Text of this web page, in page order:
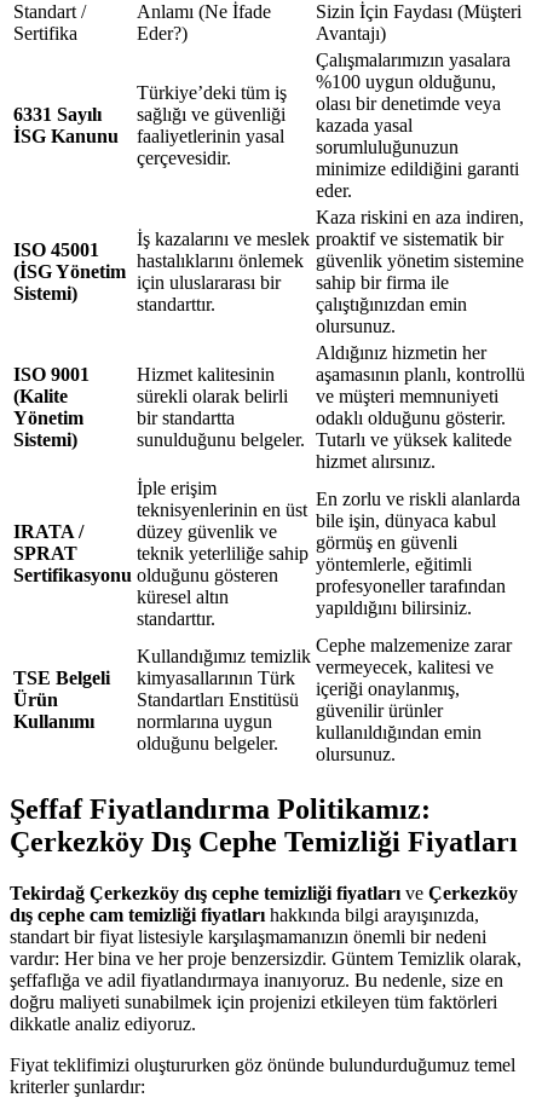
Standart /
Sertifika
Anlamı (Ne İfade
Eder?)
Sizin İçin Faydası (Müşteri
Avantajı)
6331 Sayılı
İSG Kanunu
Türkiye’deki tüm iş
sağlığı ve güvenliği
faaliyetlerinin yasal
çerçevesidir.
Çalışmalarımızın yasalara
%100 uygun olduğunu,
olası bir denetimde veya
kazada yasal
sorumluluğunuzun
minimize edildiğini garanti
eder.
ISO 45001
(İSG Yönetim
Sistemi)
İş kazalarını ve meslek
hastalıklarını önlemek
için uluslararası bir
standarttır.
Kaza riskini en aza indiren,
proaktif ve sistematik bir
güvenlik yönetim sistemine
sahip bir firma ile
çalıştığınızdan emin
olursunuz.
ISO 9001
(Kalite
Yönetim
Sistemi)
Hizmet kalitesinin
sürekli olarak belirli
bir standartta
sunulduğunu belgeler.
Aldığınız hizmetin her
aşamasının planlı, kontrollü
ve müşteri memnuniyeti
odaklı olduğunu gösterir.
Tutarlı ve yüksek kalitede
hizmet alırsınız.
IRATA /
SPRAT
Sertifikasyonu
İple erişim
teknisyenlerinin en üst
düzey güvenlik ve
teknik yeterliliğe sahip
olduğunu gösteren
küresel altın
standarttır.
En zorlu ve riskli alanlarda
bile işin, dünyaca kabul
görmüş en güvenli
yöntemlerle, eğitimli
profesyoneller tarafından
yapıldığını bilirsiniz.
TSE Belgeli
Ürün
Kullanımı
Kullandığımız temizlik
kimyasallarının Türk
Standartları Enstitüsü
normlarına uygun
olduğunu belgeler.
Cephe malzemenize zarar
vermeyecek, kalitesi ve
içeriği onaylanmış,
güvenilir ürünler
kullanıldığından emin
olursunuz.
Şeffaf Fiyatlandırma Politikamız:
Çerkezköy Dış Cephe Temizliği Fiyatları
Tekirdağ Çerkezköy dış cephe temizliği fiyatları ve Çerkezköy
dış cephe cam temizliği fiyatları hakkında bilgi arayışınızda,
standart bir fiyat listesiyle karşılaşmamanızın önemli bir nedeni
vardır: Her bina ve her proje benzersizdir. Güntem Temizlik olarak,
şeffaflığa ve adil fiyatlandırmaya inanıyoruz. Bu nedenle, size en
doğru maliyeti sunabilmek için projenizi etkileyen tüm faktörleri
dikkatle analiz ediyoruz.
Fiyat teklifimizi oluştururken göz önünde bulundurduğumuz temel
kriterler şunlardır: